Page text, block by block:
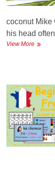
coconut Mike
his head
View MoreIt’s
quả
dừa